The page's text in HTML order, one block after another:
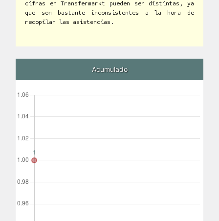
cifras en Transfermarkt pueden ser distintas, ya
que son bastante inconsistentes a la hora de
recopilar las asistencias.
Acumulado